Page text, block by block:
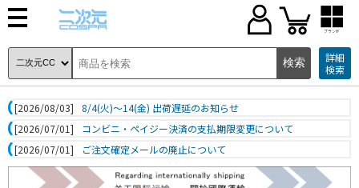
ブランド
詳細
検索
[2026/08/03]
8/4(火)～14(金) 出荷遅延のお知らせ
[2026/07/01]
コンビニ・ペイジー決済の支払期限変更について
[2026/07/01]
ご注文確定メールの廃止について